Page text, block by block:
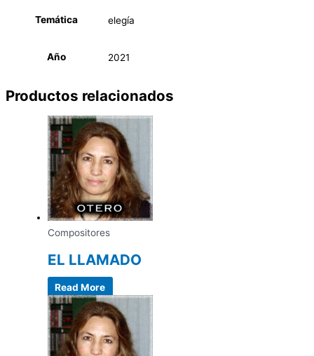
Temática elegía
Año 2021
Productos relacionados
Compositores
EL LLAMADO
Read More